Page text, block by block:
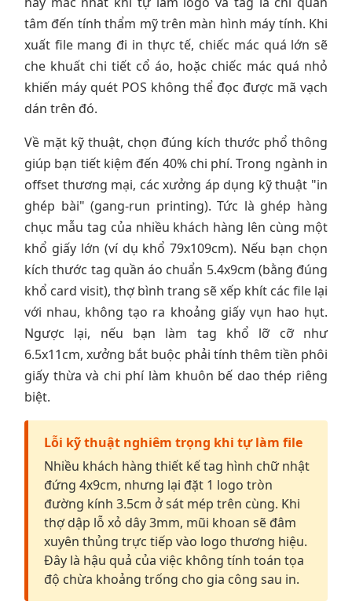
tâm đến tính thẩm mỹ trên màn hình máy tính. Khi
xuất file mang đi in thực tế, chiếc mác quá lớn sẽ
che khuất chi tiết cổ áo, hoặc chiếc mác quá nhỏ
khiến máy quét POS không thể đọc được mã vạch
dán trên đó.
Về mặt kỹ thuật, chọn đúng kích thước phổ thông
giúp bạn tiết kiệm đến 40% chi phí. Trong ngành in
offset thương mại, các xưởng áp dụng kỹ thuật "in
ghép bài" (gang-run printing). Tức là ghép hàng
chục mẫu tag của nhiều khách hàng lên cùng một
khổ giấy lớn (ví dụ khổ 79x109cm). Nếu bạn chọn
kích thước tag quần áo chuẩn 5.4x9cm (bằng đúng
khổ card visit), thợ bình trang sẽ xếp khít các file lại
với nhau, không tạo ra khoảng giấy vụn hao hụt.
Ngược lại, nếu bạn làm tag khổ lỡ cỡ như
6.5x11cm, xưởng bắt buộc phải tính thêm tiền phôi
giấy thừa và chi phí làm khuôn bế dao thép riêng
biệt.
Lỗi kỹ thuật nghiêm trọng khi tự làm file
Nhiều khách hàng thiết kế tag hình chữ nhật
đứng 4x9cm, nhưng lại đặt 1 logo tròn
đường kính 3.5cm ở sát mép trên cùng. Khi
thợ dập lỗ xỏ dây 3mm, mũi khoan sẽ đâm
xuyên thủng trực tiếp vào logo thương hiệu.
Đây là hậu quả của việc không tính toán tọa
độ chừa khoảng trống cho gia công sau in.